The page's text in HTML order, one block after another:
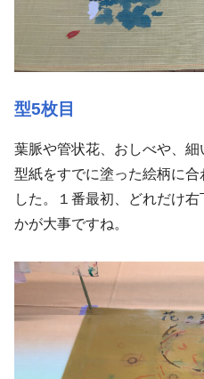
型5枚目
葉脈や管状花、おしべや、細
型紙をすでに塗った絵柄に
した。１番最初、どれだけ
かが大事ですね。